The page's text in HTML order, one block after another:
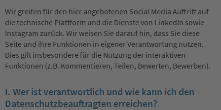
Wir greifen für den hier angebotenen Social Media Auftritt auf
die technische Plattform und die Dienste von LinkedIn sowie
Instagram zurück. Wir weisen Sie darauf hin, dass Sie diese
Seite und ihre Funktionen in eigener Verantwortung nutzen.
Dies gilt insbesondere für die Nutzung der interaktiven
Funktionen (z.B. Kommentieren, Teilen, Bewerten, Bewerben).
I. Wer ist verantwortlich und wie kann ich den
Datenschutzbeauftragten erreichen?